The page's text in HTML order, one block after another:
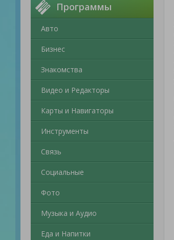
Программы
Авто
Бизнес
Знакомства
Видео и Редакторы
Карты и Навигаторы
Инструменты
Связь
Социальные
Фото
Музыка и Аудио
Еда и Напитки